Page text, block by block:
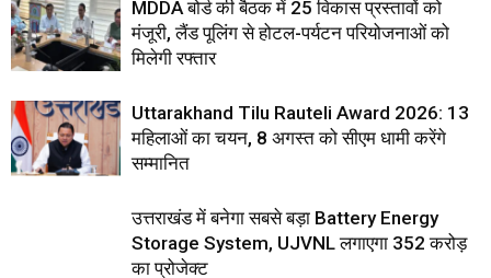
MDDA बोर्ड की बैठक में 25 विकास प्रस्तावों को
मंजूरी, लैंड पूलिंग से होटल-पर्यटन परियोजनाओं को
मिलेगी रफ्तार
Uttarakhand Tilu Rauteli Award 2026: 13
महिलाओं का चयन, 8 अगस्त को सीएम धामी करेंगे
सम्मानित
उत्तराखंड में बनेगा सबसे बड़ा Battery Energy
Storage System, UJVNL लगाएगा 352 करोड़
का प्रोजेक्ट